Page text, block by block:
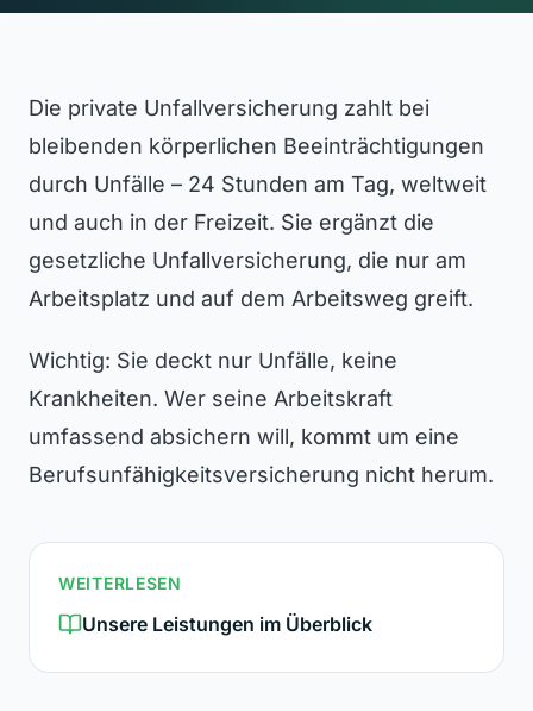
Die private Unfallversicherung zahlt bei
bleibenden körperlichen Beeinträchtigungen
durch Unfälle – 24 Stunden am Tag, weltweit
und auch in der Freizeit. Sie ergänzt die
gesetzliche Unfallversicherung, die nur am
Arbeitsplatz und auf dem Arbeitsweg greift.
Wichtig: Sie deckt nur Unfälle, keine
Krankheiten. Wer seine Arbeitskraft
umfassend absichern will, kommt um eine
Berufsunfähigkeitsversicherung nicht herum.
WEITERLESEN
Unsere Leistungen im Überblick